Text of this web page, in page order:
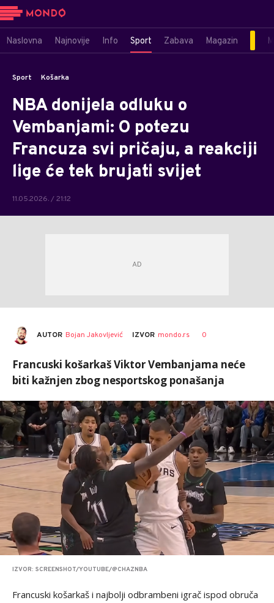
Naslovna Najnovije Info Sport Zabava Magazin
Sport Košarka
NBA donijela odluku o
Vembanjami: O potezu
Francuza svi pričaju, a reakciji
lige će tek brujati svijet
11.05.2026. / 21:12
AUTOR Bojan Jakovljević IZVOR mondo.rs 0
Francuski košarkaš Viktor Vembanjama neće
biti kažnjen zbog nesportskog ponašanja
IZVOR: SCREENSHOT/YOUTUBE/@CHAZNBA
Francuski košarkaš i najbolji odbrambeni igrač ispod obruča